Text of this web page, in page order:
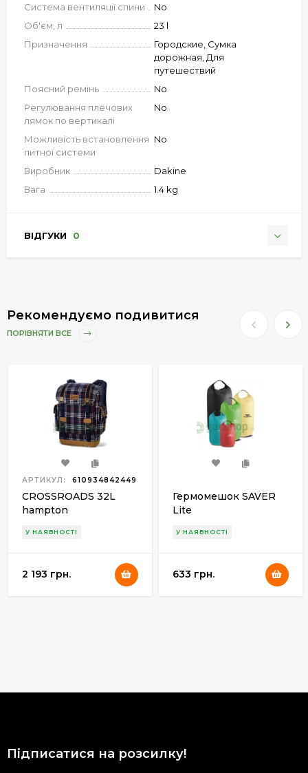
Система вентиляції спини
No
Об'єм, л
23 l
Призначення
Городские, Сумка
дорожная, Для
путешествий
Поясний ремінь
No
Регулювання плечових
лямок по вертикалі
No
Можливість встановлення
питної системи
No
Виробник
Dakine
Вага
1.4 kg
ВІДГУКИ 0
Рекомендуємо подивитися
ПОРІВНЯТИ ВСЕ
АРТИКУЛ: 610934842449
CROSSROADS 32L
hampton
У НАЯВНОСТІ
2 193 грн.
Гермомешок SAVER
Lite
У НАЯВНОСТІ
633 грн.
Підписатися на розсилку!